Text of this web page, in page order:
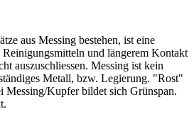
aus Messing bestehen, ist eine
und längerem Kontakt
auszuschliessen. Messing ist kein
Metall, bzw. Legierung. "Rost"
Messing/Kupfer bildet sich Grünspan.